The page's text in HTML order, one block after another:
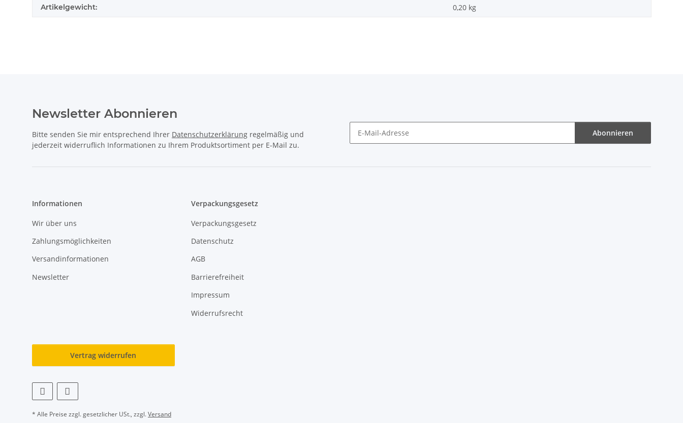
Artikelgewicht: 0,20 kg
Newsletter Abonnieren
Bitte senden Sie mir entsprechend Ihrer Datenschutzerklärung regelmäßig und
jederzeit widerruflich Informationen zu Ihrem Produktsortiment per E-Mail zu.
Abonnieren
Informationen
Wir über uns
Zahlungsmöglichkeiten
Versandinformationen
Newsletter
Verpackungsgesetz
Verpackungsgesetz
Datenschutz
AGB
Barrierefreiheit
Impressum
Widerrufsrecht
Vertrag widerrufen
* Alle Preise zzgl. gesetzlicher USt., zzgl.Versand